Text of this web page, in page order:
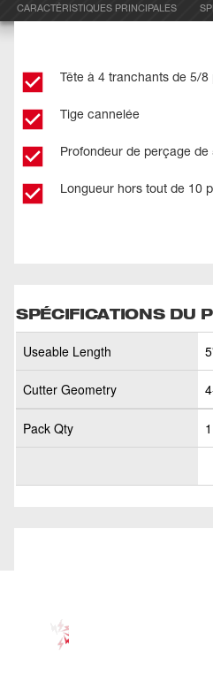
CARACTÉRISTIQUES PRINCIPALES
Tête à 4 tranchants de 5/8
Tige cannelée
Profondeur de perçage de
Longueur hors tout de 10
SPÉCIFICATIONS DU
Useable Length
Cutter Geometry
Pack Qty